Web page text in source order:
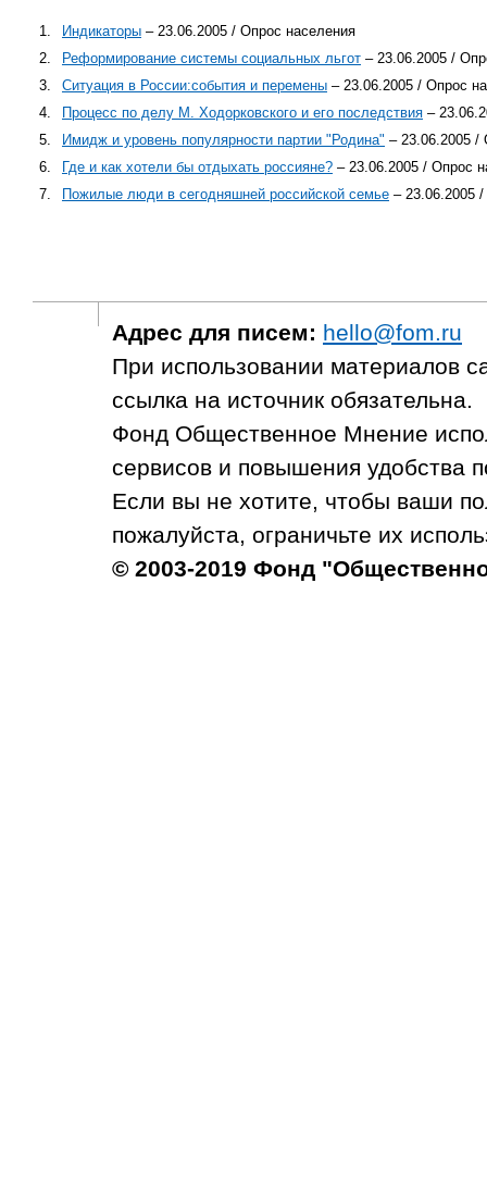
1. Индикаторы – 23.06.2005 / Опрос населения
2.
Реформирование системы социальных льгот – 23.06.2005 /
3.
Ситуация в России:события и перемены – 23.06.2005 / Опрос
4.
Процесс по делу М. Ходорковского и его последствия –
5.
Имидж и уровень популярности партии "Родина" – 23.06.2005 /
6.
Где и как хотели бы отдыхать россияне? – 23.06.2005 / Опрос
7.
Пожилые люди в сегодняшней российской семье – 23.06.2005
Адрес для писем: hello@fom.ru
При использовании материалов
ссылка на источник обязательна.
Фонд Общественное Мнение
сервисов и повышения удобства
Если вы не хотите, чтобы ваши
пожалуйста, ограничьте их
© 2003-2019 Фонд